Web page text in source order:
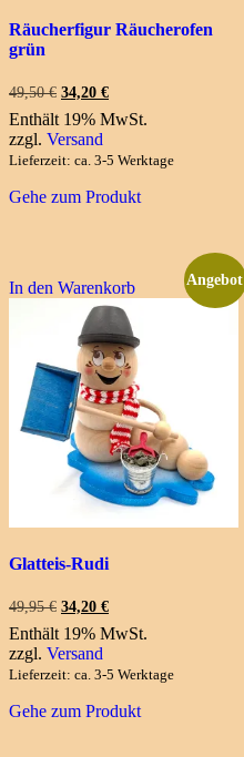
Räucherfigur Räucherofen
grün
49,50€ Ursprünglicher
Preis
war:
49,50 €
34,20 €Aktueller
Preis
ist:
Enthält 19% MwSt.
zzgl. Versand
Lieferzeit: ca. 3-5 Werktage
Gehe zum Produkt
In den Warenkorb Angebot
Glatteis-Rudi
49,95€ Ursprünglicher
war:
49,95 €
34,20 €Aktueller
ist:
Enthält 19% MwSt.
zzgl. Versand
Lieferzeit: ca. 3-5 Werktage
Gehe zum Produkt